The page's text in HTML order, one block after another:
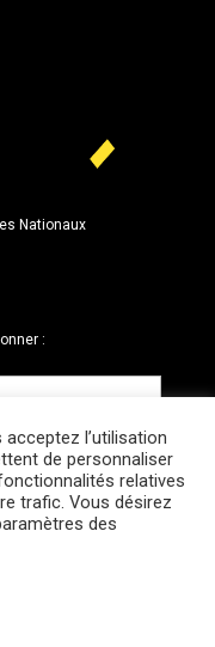
Nationaux
:
réservés.
l’utilisation
de personnaliser
relatives
trafic. Vous désirez
des